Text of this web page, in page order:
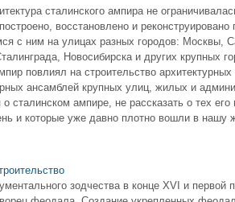
сталинского ампира не
восстановлено и
с ним на улицах разных городов: Москвы,
Новосибирска и других крупных
повлиял на строительство архитектурных
ансамблей крупных улиц, жилых и
сталинском ампире, не рассказать о тех
и которые уже давно плотно вошли в нашу
зодчества в конце XVI и первой